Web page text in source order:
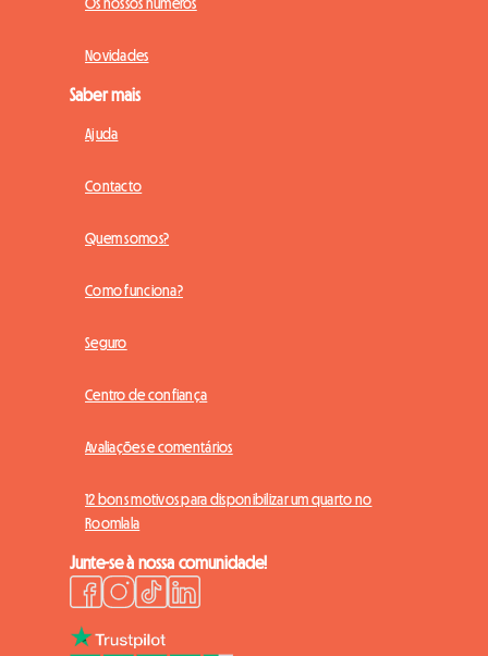
Novidades
Saber mais
Ajuda
Contacto
Quem somos?
Como funciona?
Seguro
Centro de confiança
Avaliações e comentários
12 bons motivos para disponibilizar um quarto no
Roomlala
Junte-se à nossa comunidade!